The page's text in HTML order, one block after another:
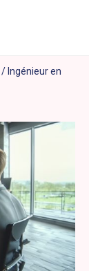
/ Ingénieur en